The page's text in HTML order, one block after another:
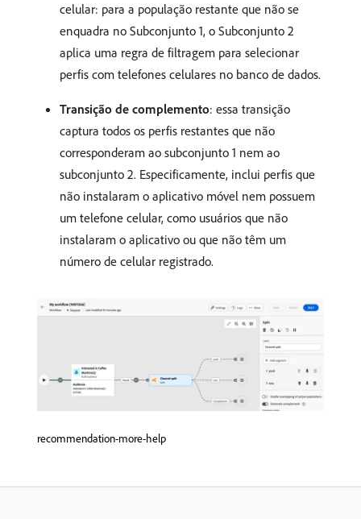
celular: para a população restante que não se
enquadra no Subconjunto 1, o Subconjunto 2
aplica uma regra de filtragem para selecionar
perfis com telefones celulares no banco de dados.
Transição de complemento: essa transição
captura todos os perfis restantes que não
corresponderam ao subconjunto 1 nem ao
subconjunto 2. Especificamente, inclui perfis que
não instalaram o aplicativo móvel nem possuem
um telefone celular, como usuários que não
instalaram o aplicativo ou que não têm um
número de celular registrado.
recommendation-more-help